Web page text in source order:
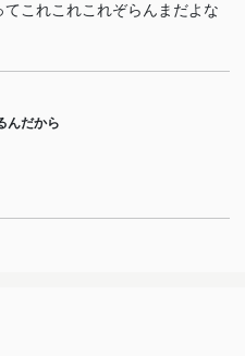
これこれこれぞらんまだよな
んだから